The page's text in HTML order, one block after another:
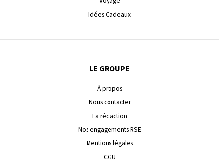
Idées Cadeaux
LE GROUPE
À propos
Nous contacter
La rédaction
Nos engagements RSE
Mentions légales
CGU